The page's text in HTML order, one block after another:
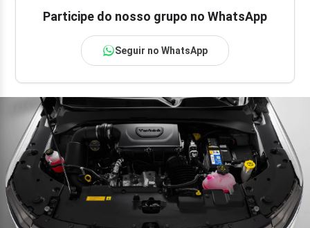
Participe do nosso grupo no WhatsApp
Seguir no WhatsApp